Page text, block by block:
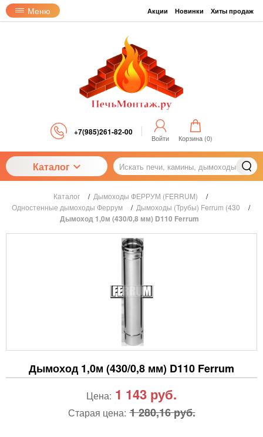
Меню Акции Новинки Хиты продаж
+7(985)261-82-00
Войти Корзина (0)
Каталог
Каталог / Дымоходы ФЕРРУМ (FERRUM)
/
Одностенные дымоходы Феррум
/ Дымоходы (Трубы) Ferrum (430 /
Дымоход 1,0м (430/0,8 мм) D110 Ferrum
Дымоход 1,0м (430/0,8 мм) D110 Ferrum
Цена: 1 143 руб.
Старая цена: 1 280,16 руб.